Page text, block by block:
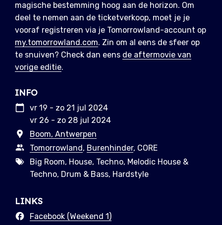
magische bestemming hoog aan de horizon. Om
deel te nemen aan de ticketverkoop, moet je je
vooraf registreren via je Tomorrowland-account op
my.tomorrowland.com. Zin om al eens de sfeer op
te snuiven? Check dan eens de aftermovie van
vorige editie.
INFO
vr 19 - zo 21 jul 2024
vr 26 - zo 28 jul 2024
Boom, Antwerpen
Tomorrowland , Burenhinder, CORE
Big Room, House, Techno, Melodic House &
Techno, Drum & Bass, Hardstyle
LINKS
Facebook (Weekend 1)